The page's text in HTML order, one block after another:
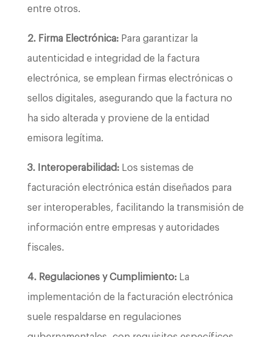
entre otros.
2. Firma Electrónica:Para garantizar la
autenticidad e integridad de la factura
electrónica, se emplean firmas electrónicas o
sellos digitales, asegurando que la factura no
ha sido alterada y proviene de la entidad
emisora legítima.
3. Interoperabilidad:Los sistemas de
facturación electrónica están diseñados para
ser interoperables, facilitando la transmisión de
información entre empresas y autoridades
fiscales.
4. Regulaciones y Cumplimiento:La
implementación de la facturación electrónica
suele respaldarse en regulaciones